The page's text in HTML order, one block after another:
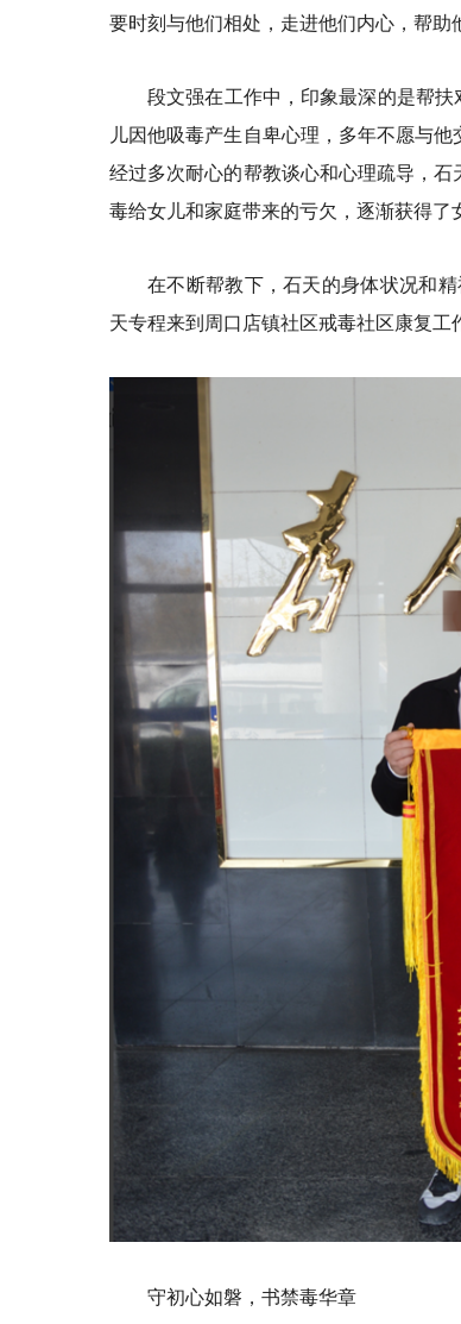
要时刻与他们相处，走进他们内心，帮助
段文强在工作中，印象最深的是帮
儿因他吸毒产生自卑心理，多年不愿与
经过多次耐心的帮教谈心和心理疏导，
毒给女儿和家庭带来的亏欠，逐渐获得了
在不断帮教下，石天的身体状况和
天专程来到周口店镇社区戒毒社区康复工
守初心如磐，书禁毒华章